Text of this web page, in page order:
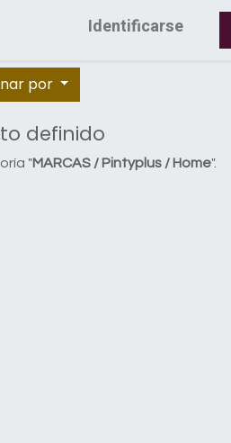
Identificarse
por
definido
"MARCAS / Pintyplus / Home".